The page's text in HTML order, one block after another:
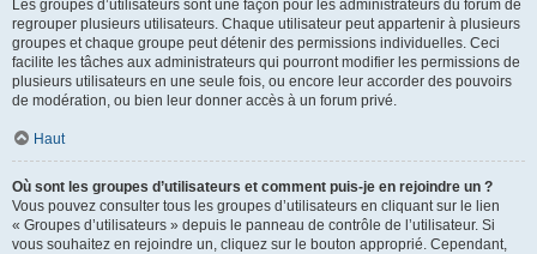
Les groupes d’utilisateurs sont une façon pour les administrateurs du forum de
regrouper plusieurs utilisateurs. Chaque utilisateur peut appartenir à plusieurs
groupes et chaque groupe peut détenir des permissions individuelles. Ceci
facilite les tâches aux administrateurs qui pourront modifier les permissions de
plusieurs utilisateurs en une seule fois, ou encore leur accorder des pouvoirs
de modération, ou bien leur donner accès à un forum privé.
Haut
Où sont les groupes d’utilisateurs et comment puis-je en rejoindre un ?
Vous pouvez consulter tous les groupes d’utilisateurs en cliquant sur le lien
« Groupes d’utilisateurs » depuis le panneau de contrôle de l’utilisateur. Si
vous souhaitez en rejoindre un, cliquez sur le bouton approprié. Cependant,